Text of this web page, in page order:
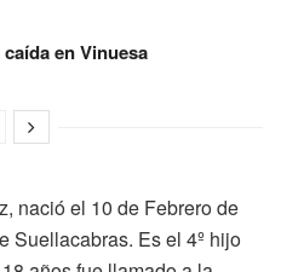
en Vinuesa
nació el 10 de Febrero de
Suellacabras. Es el 4º hijo